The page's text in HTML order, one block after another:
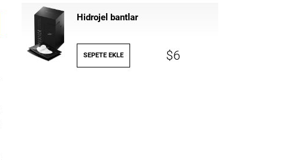
Hidrojel bantlar
SEPETE EKLE $6